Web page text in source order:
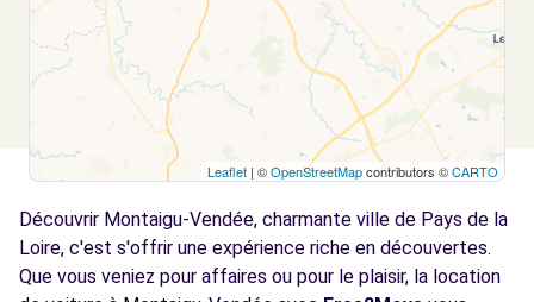
RUE ANDRE DEFONTAINE
LA BRUFFIERE, 85530
Voir l'agence
Free2move Rent - BUFFIERE AUTOMOBLES - 9.6
2 RUE ANDRE DEFONTAINE
LA BRUFFIERE, 85530
Leaflet | ©OpenStreetMapcontributors ©CARTO
Découvrir Montaigu-Vendée, charmante ville de Pays de la
Loire, c'est s'offrir une expérience riche en découvertes.
Que vous veniez pour affaires ou pour le plaisir, la location